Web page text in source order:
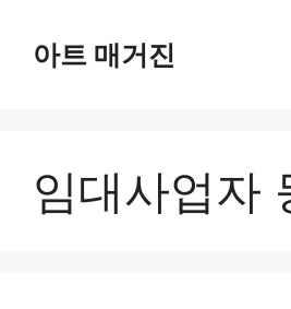
아트 매거진
임대사업자